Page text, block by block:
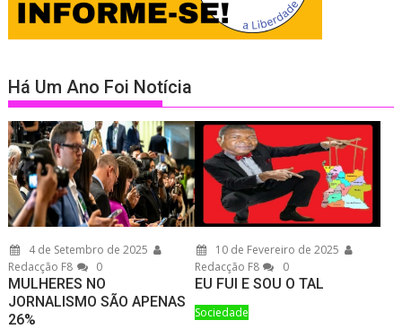
Há Um Ano Foi Notícia
4 de Setembro de 2025
Redacção F8
0
MULHERES NO
JORNALISMO SÃO APENAS
26%
10 de Fevereiro de 2025
Redacção F8
0
EU FUI E SOU O TAL
Sociedade